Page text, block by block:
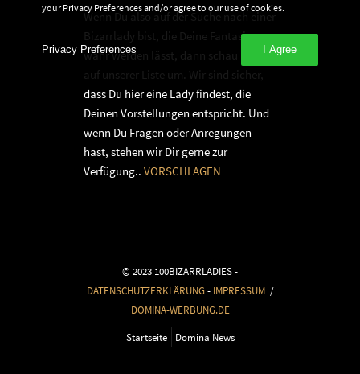
Wenn Du also auf der Suche nach einer
Bizarrlady bist, die Deine Fantasien
wahr werden lässt, dann schau Dich
auf unserer Liste um. Wir sind sicher,
dass Du hier eine Lady findest, die
Deinen Vorstellungen entspricht. Und
wenn Du Fragen oder Anregungen
hast, stehen wir Dir gerne zur
Verfügung.. VORSCHLAGEN
© 2023 100BIZARRLADIES -
DATENSCHUTZERKLÄRUNG- IMPRESSUM/
DOMINA-WERBUNG.DE
Startseite Domina News
your Privacy Preferences and/or agree to our use of cookies.
Privacy Preferences I Agree